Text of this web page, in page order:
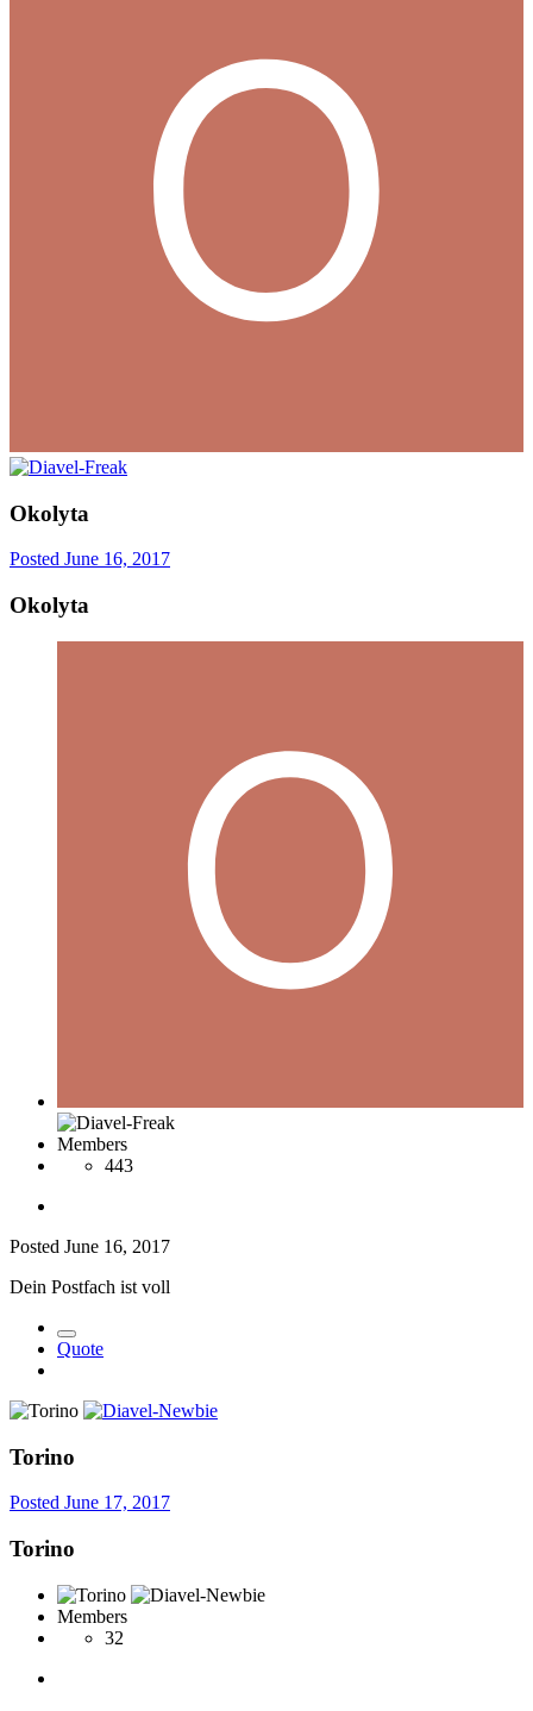
Okolyta
Posted June 16, 2017
Okolyta
Members
443
Posted June 16, 2017
Dein Postfach ist voll
Quote
Torino
Posted June 17, 2017
Torino
Members
32